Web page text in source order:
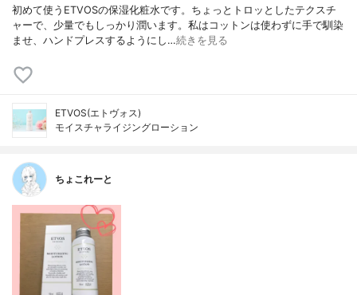
初めて使うETVOSの保湿化粧水です。ちょっとトロッとしたテクスチ
ャーで、少量でもしっかり潤います。私はコットンは使わずに手で馴染
ませ、ハンドプレスするようにし…続きを見る
ETVOS(エトヴォス)
モイスチャライジングローション
ちょこれーと